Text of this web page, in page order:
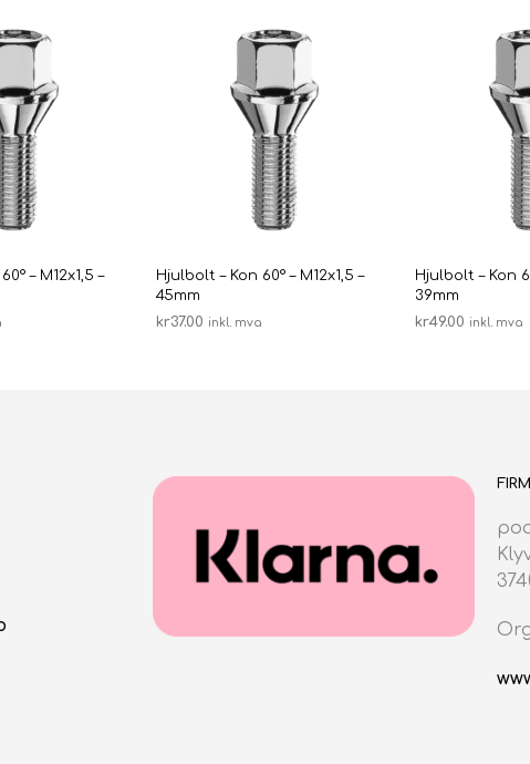
– M12x1,5 –
Hjulbolt – Kon 60° – M12x1,5 –
45mm
kr37.00 inkl. mva
Hjulbolt – Kon
39mm
kr49.00 inkl. mva